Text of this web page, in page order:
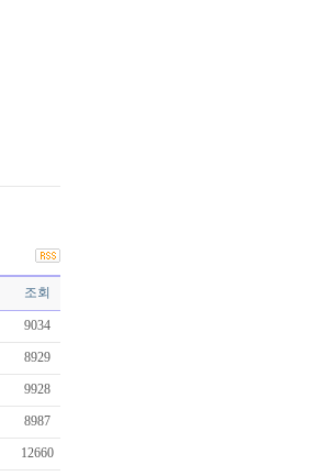
조회
9034
8929
9928
8987
12660